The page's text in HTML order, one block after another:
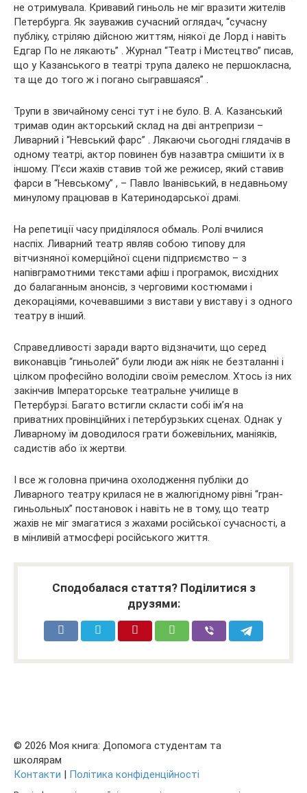
не отримувала. Кривавий гиньоль не міг вразити жителів
Петербурга. Як зауважив сучасний оглядач, “сучасну
публіку, стріляю дійсною життям, ніякої де Лорд і навіть
Едгар По не лякають” . Журнал “Театр і Мистецтво” писав,
що у Казанського в театрі трупа далеко не першокласна,
та ще до того ж і погано сыгравшаяся” .
Трупи в звичайному сенсі тут і не було. В. А. Казанський
тримав один акторський склад на дві антрепризи –
Ливарний і “Невський фарс” . Лякаючи сьогодні глядачів в
одному театрі, актор повинен був назавтра смішити їх в
іншому. П’єси жахів ставив той же режисер, який ставив
фарси в “Невському” , – Павло Іванівський, в недавньому
минулому працював в Катеринодарської драмі.
На репетиції часу приділялося обмаль. Ролі вчилися
наспіх. Ливарний театр являв собою типову для
вітчизняної комерційної сцени підприємство – з
напівграмотними текстами афіш і програмок, висхідних
до балаганным анонсів, з черговими костюмами і
декораціями, кочевавшими з вистави у виставу і з одного
театру в інший.
Справедливості заради варто відзначити, що серед
виконавців “гиньолей” були люди аж ніяк не безталанні і
цілком професійно володіли своїм ремеслом. Хтось із них
закінчив Імператорське театральне училище в
Петербурзі. Багато встигли скласти собі ім’я на
приватних провінційних і петербурзьких сценах. Однак у
Ливарному їм доводилося грати божевільних, маніяків,
садистів або їх жертви.
І все ж головна причина охолодження публіки до
Ливарного театру крилася не в жалюгідному рівні “гран-
гиньольных” постановок і навіть не в тому, що театр
жахів не міг змагатися з жахами російської сучасності, а
в мінливій атмосфері російського життя.
Сподобалася стаття? Поділитися з
друзями:
© 2026 Моя книга: Допомога студентам та
школярам
Контакти | Політика конфіденційності